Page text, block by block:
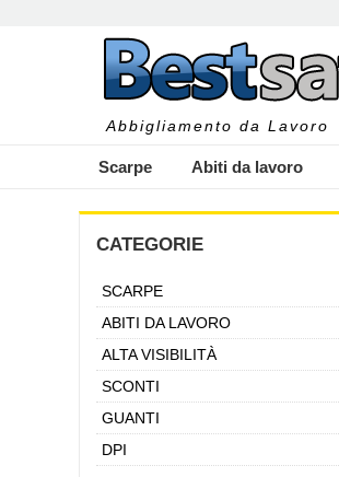
Abbigliamento da Lavoro
Scarpe Abiti da lavoro
CATEGORIE
SCARPE
ABITI DA LAVORO
ALTA VISIBILITÀ
SCONTI
GUANTI
DPI